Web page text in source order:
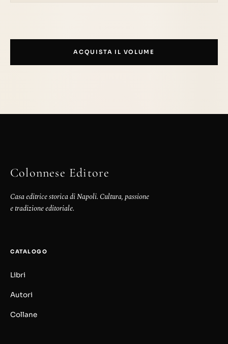
ACQUISTA IL VOLUME
Colonnese Editore
Casa editrice storica di Napoli. Cultura, passione
e tradizione editoriale.
CATALOGO
Libri
Autori
Collane